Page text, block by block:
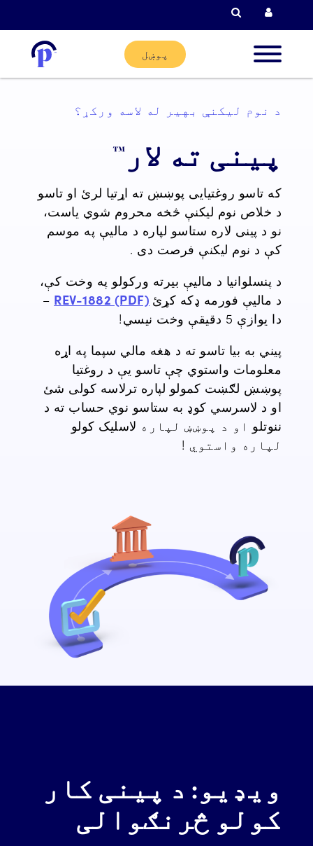
لټون
پوښل
د نوم لیکنې بهیر له لاسه ورکړ؟
پینی ته لار™
که تاسو روغتیایی پوښښ ته اړتیا لرئ او تاسو
د خلاص نوم لیکنې څخه محروم شوي یاست،
نو د پینی لاره ستاسو لپاره د مالیې په موسم
کې د نوم لیکنې فرصت دی .
د پنسلوانیا د مالیې بیرته ورکولو په وخت کې،
د مالیې فورمه ډکه کړئ REV-1882 (PDF)
–
دا یوازې 5 دقیقې وخت نیسي!
پیني به بیا تاسو ته د هغه مالي سپما په اړه
معلومات واستوي چې تاسو یې د روغتیا
پوښښ لګښت کمولو لپاره ترلاسه کولی شئ
او د لاسرسي کوډ به ستاسو نوي حساب ته د
ننوتلو او د پوښښ لپاره لاسلیک کولو
لپاره واستوي !
ویډیو: د پینی کار
کولو څرنګوالی